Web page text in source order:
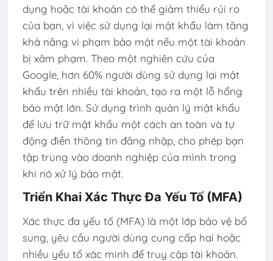
dụng hoặc tài khoản có thể giảm thiểu rủi ro
của bạn, vì việc sử dụng lại mật khẩu làm tăng
khả năng vi phạm bảo mật nếu một tài khoản
bị xâm phạm. Theo một nghiên cứu của
Google, hơn 60% người dùng sử dụng lại mật
khẩu trên nhiều tài khoản, tạo ra một lỗ hổng
bảo mật lớn. Sử dụng trình quản lý mật khẩu
để lưu trữ mật khẩu một cách an toàn và tự
động điền thông tin đăng nhập, cho phép bạn
tập trung vào doanh nghiệp của mình trong
khi nó xử lý bảo mật.
Triển Khai Xác Thực Đa Yếu Tố (MFA)
Xác thực đa yếu tố (MFA) là một lớp bảo vệ bổ
sung, yêu cầu người dùng cung cấp hai hoặc
nhiều yếu tố xác minh để truy cập tài khoản.